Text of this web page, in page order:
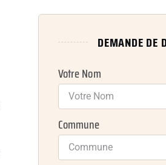
DEMANDE DE
Votre Nom
Commune